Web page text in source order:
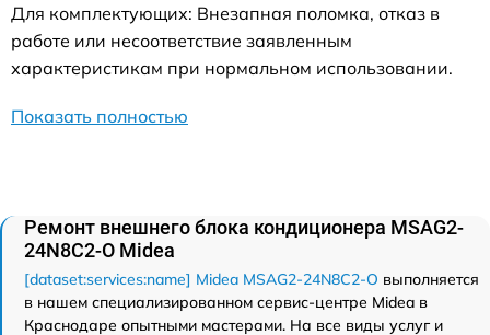
Для комплектующих: Внезапная поломка, отказ в
работе или несоответствие заявленным
характеристикам при нормальном использовании.
Показать полностью
Ремонт внешнего блока кондиционера MSAG2-
24N8C2-O Midea
[dataset:services:name] Midea MSAG2-24N8C2-O выполняется
в нашем специализированном сервис-центре Midea в
Краснодаре опытными мастерами. На все виды услуг и